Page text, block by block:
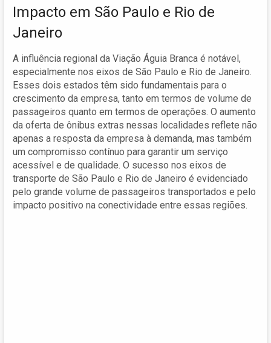
Impacto em São Paulo e Rio de
Janeiro
A influência regional da Viação Águia Branca é notável,
especialmente nos eixos de São Paulo e Rio de Janeiro.
Esses dois estados têm sido fundamentais para o
crescimento da empresa, tanto em termos de volume de
passageiros quanto em termos de operações. O aumento
da oferta de ônibus extras nessas localidades reflete não
apenas a resposta da empresa à demanda, mas também
um compromisso contínuo para garantir um serviço
acessível e de qualidade. O sucesso nos eixos de
transporte de São Paulo e Rio de Janeiro é evidenciado
pelo grande volume de passageiros transportados e pelo
impacto positivo na conectividade entre essas regiões.